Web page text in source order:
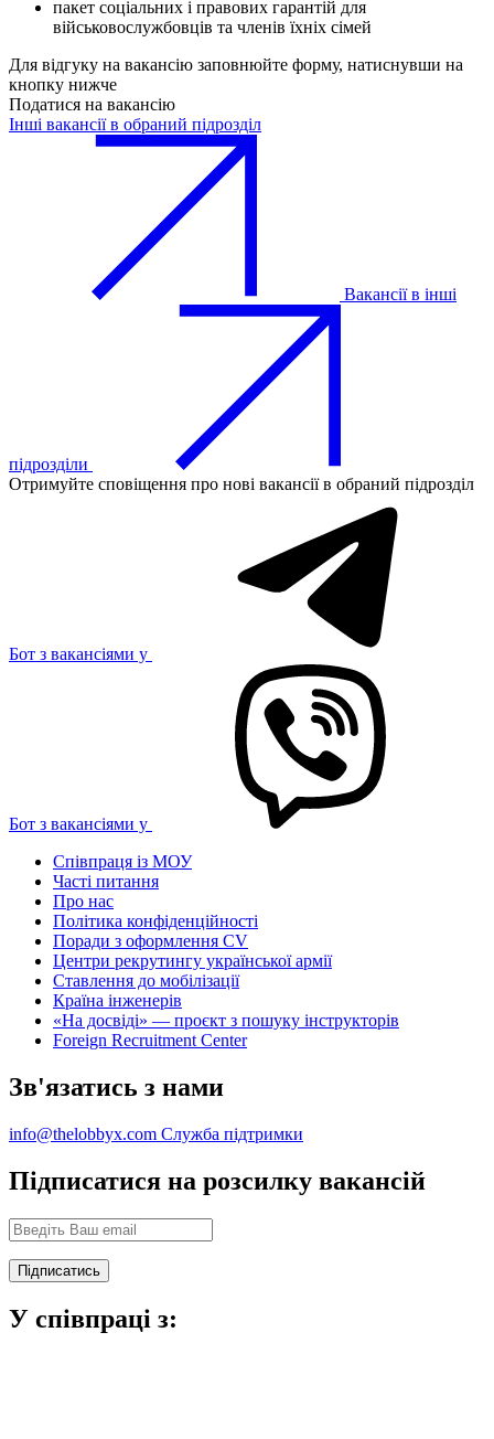
пакет соціальних і правових гарантій для
військовослужбовців та членів їхніх сімей
Для відгуку на вакансію заповнюйте форму, натиснувши на
кнопку нижче
Податися на вакансію
Інші вакансії в обраний підрозділ
Вакансії в інші
підрозділи
Отримуйте сповіщення про нові вакансії в обраний підрозділ
Бот з вакансіями у
Бот з вакансіями у
Співпраця із МОУ
Часті питання
Про нас
Політика конфіденційності
Поради з оформлення CV
Центри рекрутингу української армії
Ставлення до мобілізації
Країна інженерів
«На досвіді» — проєкт з пошуку інструкторів
Foreign Recruitment Center
Зв'язатись з нами
info@thelobbyx.com Служба підтримки
Підписатися на розсилку вакансій
У співпраці з: